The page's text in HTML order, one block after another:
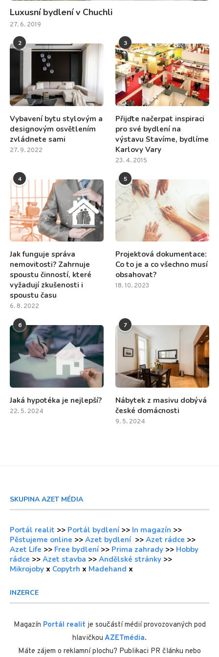
Luxusní bydlení v Chuchli
27. 6. 2019
2
Vybavení bytu stylovým a
designovým osvětlením
zvládnete sami
27. 9. 2022
3
Přijďte načerpat inspiraci
pro své bydlení na
výstavu Stavíme, bydlíme
Karlovy Vary
23. 4. 2015
4
Jak funguje správa
nemovitosti? Zahrnuje
spoustu činností, které
vyžadují zkušenosti i
spoustu času
6. 8. 2022
5
Projektová dokumentace:
Co to je a co všechno musí
obsahovat?
18. 10. 2023
6
Jaká hypotéka je nejlepší?
22. 5. 2024
7
Nábytek z masivu dobývá
české domácnosti
9. 5. 2024
SKUPINA AZET MÉDIA
Portál realit >> Portál bydlení >> In magazín >>
Pěstujeme online >> Azet bydlení >> Azet rádce >>
Azet Life >> Free bydlení >> Prima zahrady >> Hobby
rádce >> Azet stavba >> Andělské stránky >>
Mikrojoby x Copytrh x Madehand x
INZERCE
Magazín Portál realit je součástí médií provozovaných pod
hlavičkou AZETmédia.
Máte zájem o reklamní plochu? Publikaci PR článku nebo